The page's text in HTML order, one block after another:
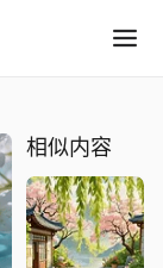
相似内容